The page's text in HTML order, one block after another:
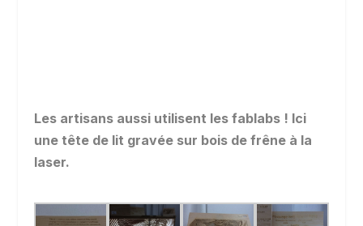
Les artisans aussi utilisent les fablabs ! Ici
une tête de lit gravée sur bois de frêne à la
laser.